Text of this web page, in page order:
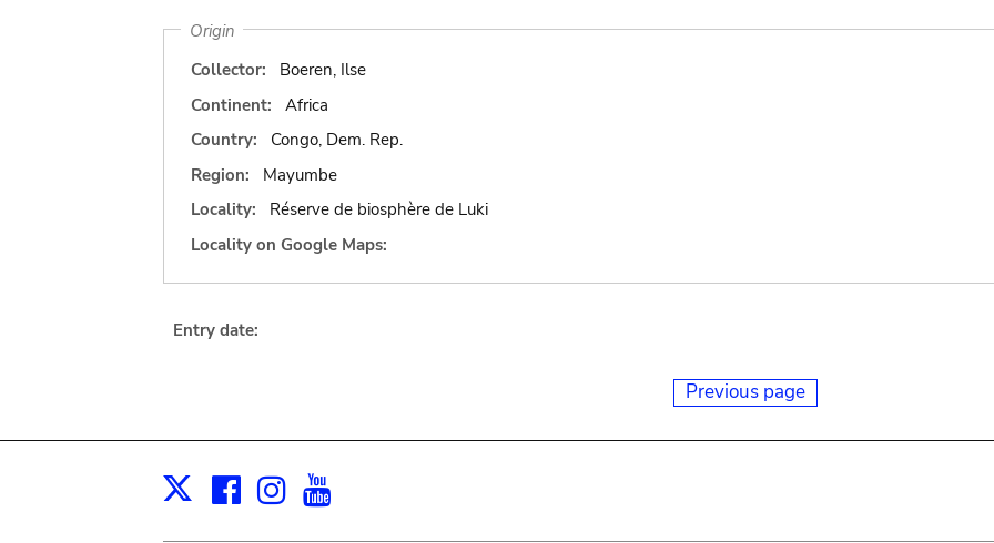
Origin
Collector:
Boeren, Ilse
Continent:
Africa
Country:
Congo, Dem. Rep.
Region:
Mayumbe
Locality:
Réserve de biosphère de Luki
Locality on Google Maps:
Entry date:
Previous page
X Facebook
Instagram